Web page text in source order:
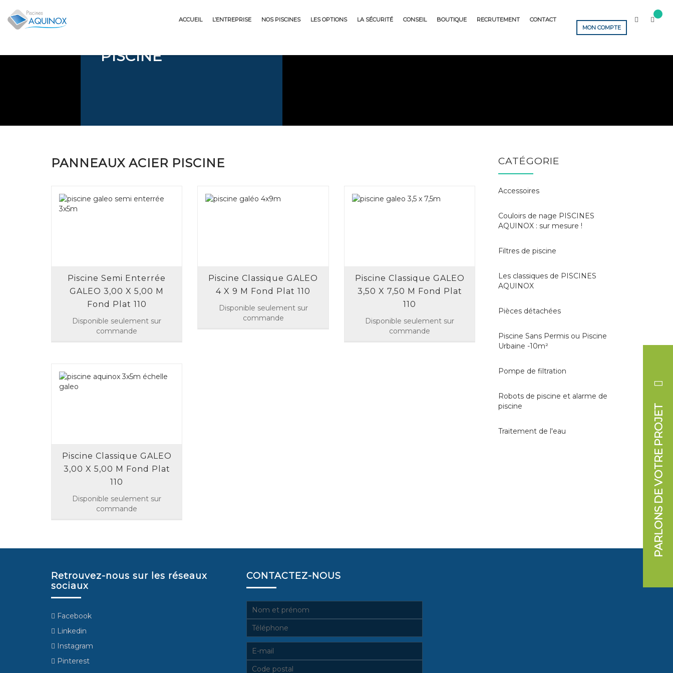
content
ACCUEIL L’ENTREPRISE NOS PISCINES LES OPTIONS LA SÉCURITÉ CONSEIL BOUTIQUE RECRUTEMENT
CONTACT
MON COMPTE
PISCINE
PANNEAUX ACIER PISCINE
Piscine Semi Enterrée
GALEO 3,00 X 5,00 M
Fond Plat 110
Disponible seulement sur
commande
Piscine Classique GALEO
4 X 9 M Fond Plat 110
Disponible seulement sur
commande
Piscine Classique GALEO
3,50 X 7,50 M Fond Plat
110
Disponible seulement sur
commande
Piscine Classique GALEO
3,00 X 5,00 M Fond Plat
110
Disponible seulement sur
commande
CATÉGORIE
Accessoires
Couloirs de nage PISCINES
AQUINOX : sur mesure !
Filtres de piscine
Les classiques de PISCINES
AQUINOX
Pièces détachées
Piscine Sans Permis ou Piscine
Urbaine -10m²
Pompe de filtration
Robots de piscine et alarme de
piscine
Traitement de l'eau
Retrouvez-nous sur les réseaux
sociaux
Facebook
Linkedin
Instagram
Pinterest
CONTACTEZ-NOUS
PARLONS DE VOTRE PROJET